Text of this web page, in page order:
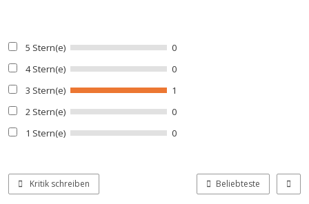
5 Stern(e)
0
4 Stern(e)
0
3 Stern(e)
1
2 Stern(e)
0
1 Stern(e)
0
Kritik schreiben Beliebteste